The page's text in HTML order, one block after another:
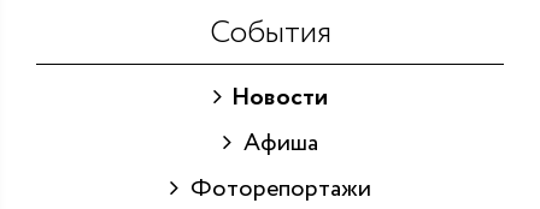
События
Новости
Афиша
Фоторепортажи